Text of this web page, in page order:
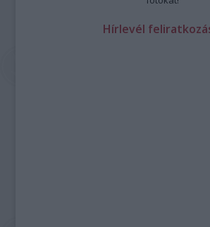
Hírlevél